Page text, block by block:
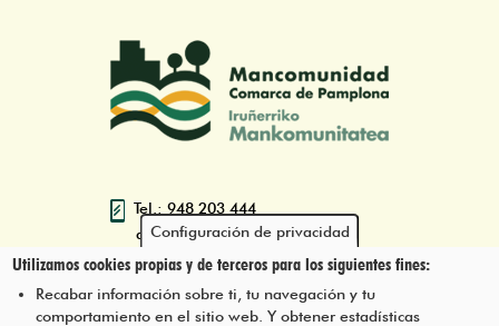
Tel.: 948 203 444
atencion@mancoeduca.com
Programa de Educación Ambiental
Escolar de la Mancomunidad de la
Configuración de privacidad
Utilizamos cookies propias y de terceros para los siguientes fines:
Recabar información sobre ti, tu navegación y tu
comportamiento en el sitio web. Y obtener estadísticas